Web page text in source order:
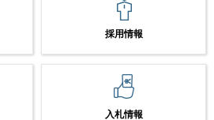
採用情報
入札情報